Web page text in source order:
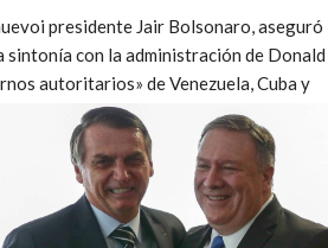
presidente Jair Bolsonaro, aseguró
sintonía con la administración de Donald
autoritarios» de Venezuela, Cuba y